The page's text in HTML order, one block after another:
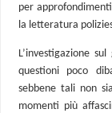
per
la letteratura
L’investigazione
questioni poco
sebbene tali non
momenti più